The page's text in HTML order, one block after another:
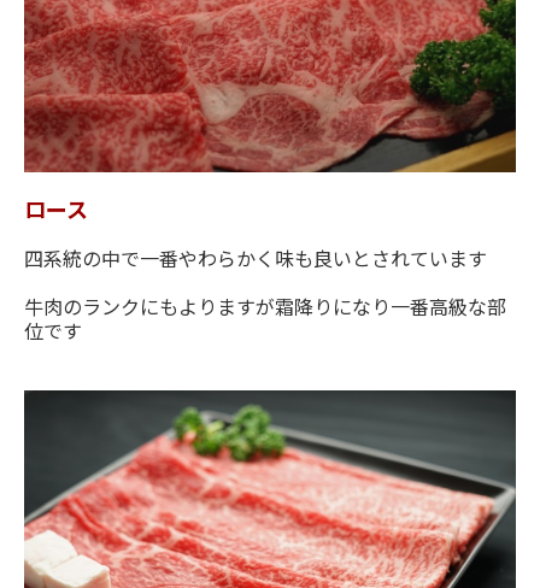
ロース
四系統の中で一番やわらかく味も良いとされています
牛肉のランクにもよりますが霜降りになり一番高級な部
位です